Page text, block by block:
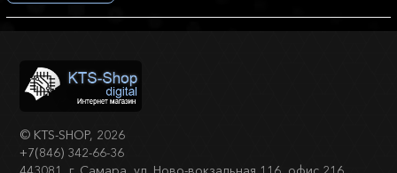
© KTS-SHOP, 2026
+7(846) 342-66-36